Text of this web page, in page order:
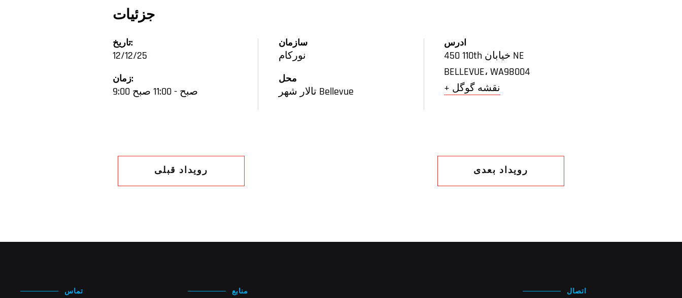
جزئیات
تاریخ:
12/12/25
زمان:
9:00 صبح - 11:00 صبح
سازمان
نورکام
محل
تالار شهر Bellevue
آدرس
450 110th خیابان NE
BELLEVUE، WA98004
+ نقشه گوگل
رویداد قبلی رویداد بعدی
تماس منابع اتصال